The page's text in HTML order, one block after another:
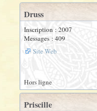
Druss
Inscription : 2007
Messages : 409
Site Web
Hors ligne
Priscille